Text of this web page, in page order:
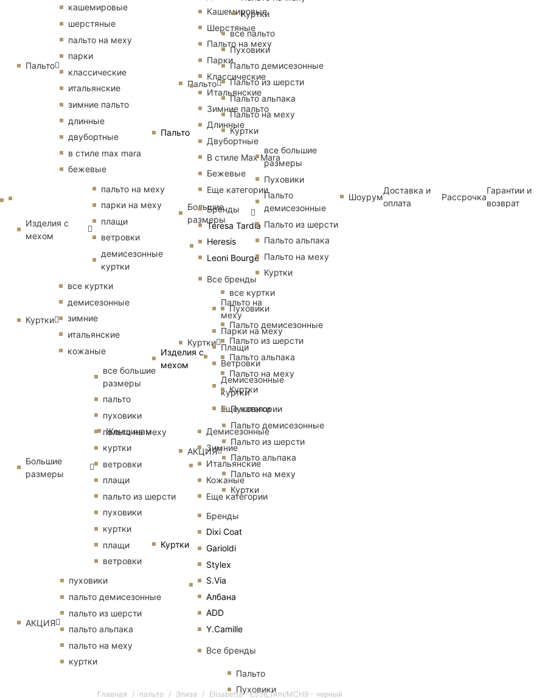
Женщинам
Пальто
Кашемировые
Шерстяные
Пальто на меху
Парки
Классические
Итальянские
Зимние пальто
Длинные
Двубортные
В стиле Max Mara
Бежевые
Еще категории
Бренды
Teresa Tardia
Heresis
Leoni Bourge
Все бренды
Изделия с
мехом
Пальто на
меху
Парки на меху
Плащи
Ветровки
Демисезонные
куртки
Еще категории
Куртки
Демисезонные
Зимние
Итальянские
Кожаные
Еще категории
Бренды
Dixi Coat
Garioldi
Stylex
S.Via
Албана
ADD
Y.Camille
Все бренды
Пальто
Пуховики
Пальто
кашемировые
шерстяные
пальто на меху
парки
классические
итальянские
зимние пальто
длинные
двубортные
в стиле max mara
бежевые
Изделия с
мехом
пальто на меху
парки на меху
плащи
ветровки
демисезонные
куртки
Куртки
все куртки
демисезонные
зимние
итальянские
кожаные
Большие
размеры
все большие
размеры
пальто
пуховики
пальто на меху
куртки
ветровки
плащи
пальто из шерсти
пуховики
куртки
плащи
ветровки
АКЦИЯ
пуховики
пальто демисезонные
пальто из шерсти
пальто альпака
пальто на меху
куртки
Куртки
Пальто
все пальто
Пуховики
Пальто демисезонные
Пальто из шерсти
Пальто альпака
Пальто на меху
Куртки
Большие
размеры
все большие
размеры
Пуховики
Пальто
демисезонные
Пальто из шерсти
Пальто альпака
Пальто на меху
Куртки
Куртки
все куртки
Пуховики
Пальто демисезонные
Пальто из шерсти
Пальто альпака
Пальто на меху
Куртки
АКЦИЯ
Пуховики
Пальто демисезонные
Пальто из шерсти
Пальто альпака
Пальто на меху
Куртки
Шоурум
Доставка и
оплата
Рассрочка
Гарантии и
возврат
Главная пальто Элиза Elisabetta - E536_1Am/MCH9 - черный